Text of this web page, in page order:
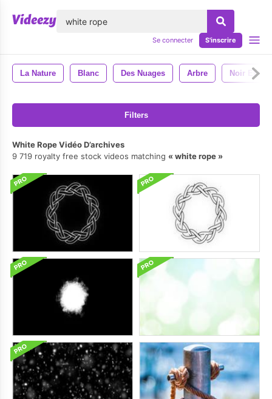
Se connecter S'inscrire
La Nature Blanc Des Nuages Arbre Noir Et
Filters
White Rope Vidéo D’archives
9 719 royalty free stock videos matching
white rope